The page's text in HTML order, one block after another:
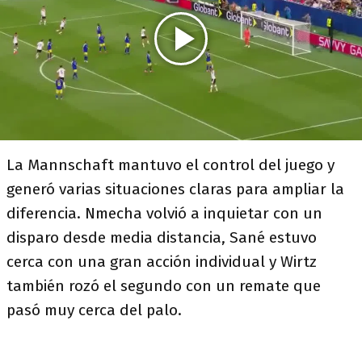
La Mannschaft mantuvo el control del juego y
generó varias situaciones claras para ampliar la
diferencia. Nmecha volvió a inquietar con un
disparo desde media distancia, Sané estuvo
cerca con una gran acción individual y Wirtz
también rozó el segundo con un remate que
pasó muy cerca del palo.